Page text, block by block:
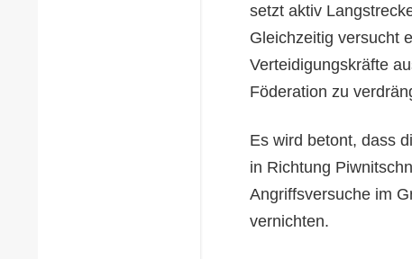
setzt aktiv
Gleichzeitig versucht
Verteidigungskräfte
Föderation zu
Es wird betont, dass
in Richtung
Angriffsversuche im
vernichten.